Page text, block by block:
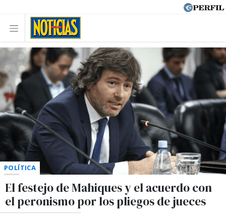
POLÍTICA
El festejo de Mahiques y el acuerdo con
el peronismo por los pliegos de jueces